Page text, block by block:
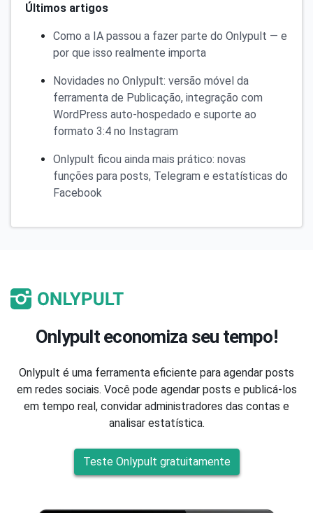
Últimos artigos
Como a IA passou a fazer parte do Onlypult — e
por que isso realmente importa
Novidades no Onlypult: versão móvel da
ferramenta de Publicação, integração com
WordPress auto-hospedado e suporte ao
formato 3:4 no Instagram
Onlypult ficou ainda mais prático: novas
funções para posts, Telegram e estatísticas do
Facebook
Onlypult economiza seu tempo!
Onlypult é uma ferramenta eficiente para agendar posts
em redes sociais. Você pode agendar posts e publicá-los
em tempo real, convidar administradores das contas e
analisar estatística.
Teste Onlypult gratuitamente